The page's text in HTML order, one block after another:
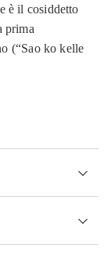
è il cosiddetto
prima
(“Sao ko kelle
(I-IX secolo